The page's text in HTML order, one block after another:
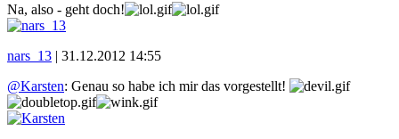
Na, also - geht doch!
nars_13 | 31.12.2012 14:55
@Karsten: Genau so habe ich mir das vorgestellt!